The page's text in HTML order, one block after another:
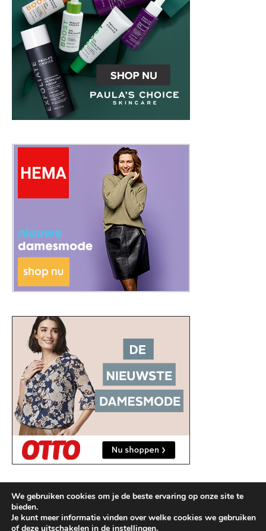
We gebruiken cookies om je de beste ervaring op onze site te
bieden.
Je kunt meer informatie vinden over welke cookies we gebruiken
of deze uitschakelen in de instellingen.